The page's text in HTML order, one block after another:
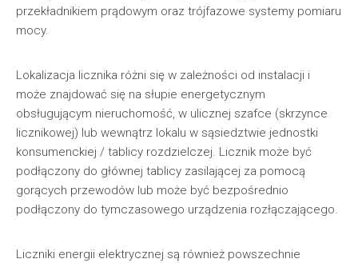
przekładnikiem prądowym oraz trójfazowe systemy pomiaru
mocy.
Lokalizacja licznika różni się w zależności od instalacji i
może znajdować się na słupie energetycznym
obsługującym nieruchomość, w ulicznej szafce (skrzynce
licznikowej) lub wewnątrz lokalu w sąsiedztwie jednostki
konsumenckiej / tablicy rozdzielczej. Licznik może być
podłączony do głównej tablicy zasilającej za pomocą
gorących przewodów lub może być bezpośrednio
podłączony do tymczasowego urządzenia rozłączającego.
Liczniki energii elektrycznej są również powszechnie